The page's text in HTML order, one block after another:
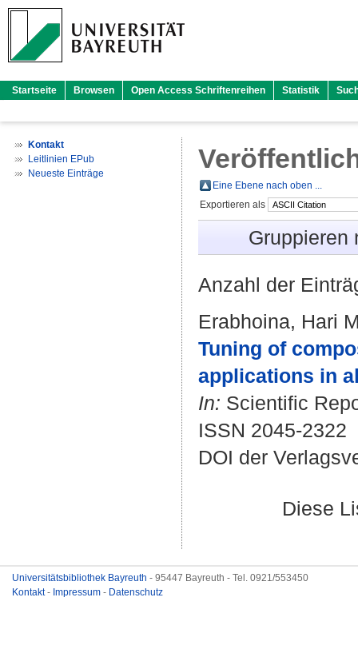
Startseite Browsen Open Access Schriftenreihen Statistik
Kontakt
Leitlinien EPub
Neueste Einträge
Eine Ebene nach oben ...
Exportieren als
Anzahl der
Erabhoina, Hari
Tuning of
applications in
In: Scientific
ISSN 2045-2322
DOI der
Diese
Universitätsbibliothek Bayreuth - 95447 Bayreuth - Tel. 0921/553450
Kontakt- Impressum - Datenschutz